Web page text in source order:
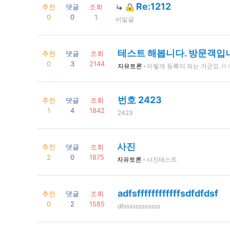
추천
0
댓글
0
조회
1
Re:1212
비밀글
추천
0
댓글
3
조회
2144
테스트 해봅니다. 방문객입
자유토론 · 이렇게 등록이 되는 거군요.ㅁ
추천
1
댓글
4
조회
1842
번호 2423
2423
추천
2
댓글
0
조회
1875
사진
자유토론 · 사진테스트
추천
0
댓글
2
조회
1585
adfsffffffffffffsdfdfdsf
dfssssssssssss